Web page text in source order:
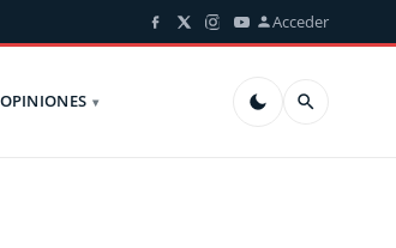
Acceder
OPINIONES